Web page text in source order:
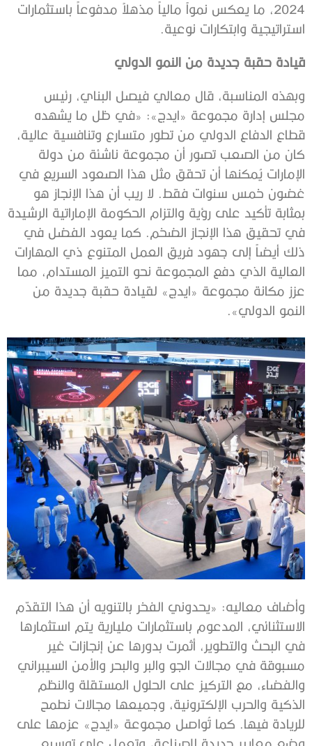
2024، ما يعكس نمواً مالياً مذهلاً مدفوعاً باستثمارات
استراتيجية وابتكارات نوعية.
قيادة حقبة جديدة من النمو الدولي
وبهذه المناسبة، قال معالي فيصل البناي، رئيس
مجلس إدارة مجموعة «ايدج»: «في ظل ما يشهده
قطاع الدفاع الدولي من تطور متسارع وتنافسية عالية،
كان من الصعب تصور أن مجموعة ناشئة من دولة
الإمارات يُمكنها أن تحقق مثل هذا الصعود السريع في
غضون خمس سنوات فقط. لا ريب أن هذا الإنجاز هو
بمثابة تأكيد على رؤية والتزام الحكومة الإماراتية الرشيدة
في تحقيق هذا الإنجاز الضخم. كما يعود الفضل في
ذلك أيضاً إلى جهود فريق العمل المتنوع ذي المهارات
العالية الذي دفع المجموعة نحو التميز المستدام، مما
عزز مكانة مجموعة «ايدج» لقيادة حقبة جديدة من
النمو الدولي».
وأضاف معاليه: «يحدوني الفخر بالتنويه أن هذا التقدّم
الاستثنائي، المدعوم باستثمارات مليارية يتم استثمارها
في البحث والتطوير، أثمرت بدورها عن إنجازات غير
مسبوقة في مجالات الجو والبر والبحر والأمن السيبراني
والفضاء، مع التركيز على الحلول المستقلة والنظم
الذكية والحرب الإلكترونية، وجميعها مجالات نطمح
للريادة فيها. كما تُواصل مجموعة «ايدج» عزمها على
وضع معايير جديدة للصناعة، وتعمل على توسيع